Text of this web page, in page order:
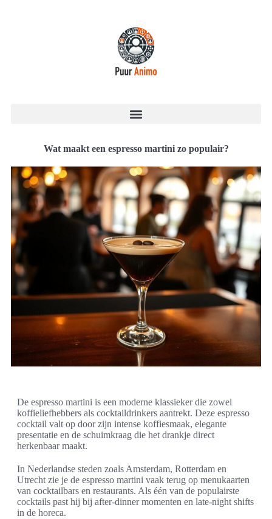
Wat maakt een espresso martini zo populair?
De espresso martini is een moderne klassieker die zowel
koffieliefhebbers als cocktaildrinkers aantrekt. Deze espresso
cocktail valt op door zijn intense koffiesmaak, elegante
presentatie en de schuimkraag die het drankje direct
herkenbaar maakt.
In Nederlandse steden zoals Amsterdam, Rotterdam en
Utrecht zie je de espresso martini vaak terug op menukaarten
van cocktailbars en restaurants. Als één van de populairste
cocktails past hij bij after-dinner momenten en late-night shifts
in de horeca.